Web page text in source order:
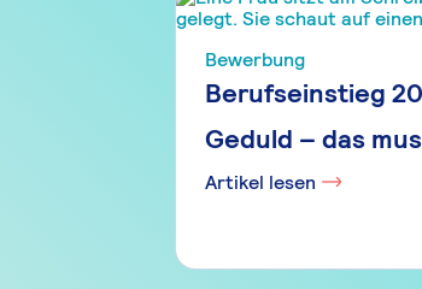
Bewerbung
Berufseinstieg
Geduld – das
Artikel lesen